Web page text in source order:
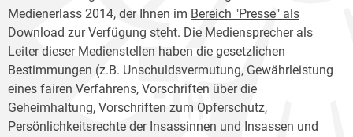
Medienerlass 2014, der Ihnen im Bereich "Presse" als
Download zur Verfügung steht. Die Mediensprecher als
Leiter dieser Medienstellen haben die gesetzlichen
Bestimmungen (z.B. Unschuldsvermutung, Gewährleistung
eines fairen Verfahrens, Vorschriften über die
Geheimhaltung, Vorschriften zum Opferschutz,
Persönlichkeitsrechte der Insassinnen und Insassen und